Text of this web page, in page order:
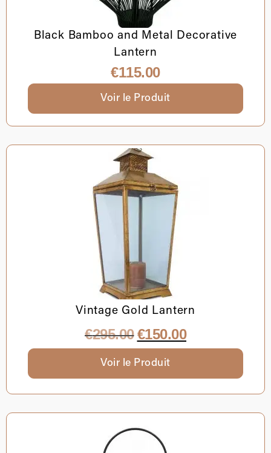
Black Bamboo and Metal Decorative
Lantern
€115.00
Voir le Produit
Vintage Gold Lantern
€295.00 €150.00
Voir le Produit